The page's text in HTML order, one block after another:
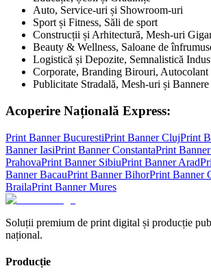
Auto, Service-uri și Showroom-uri
Sport și Fitness, Săli de sport
Construcții și Arhitectură, Mesh-uri
Beauty & Wellness, Saloane de
Logistică și Depozite, Semnalistică
Corporate, Branding Birouri, Autocolant
Publicitate Stradală, Mesh-uri și
Acoperire Națională Express:
Print BannerBucurestiPrint BannerClujPrint
BannerIasiPrint BannerConstantaPrint Banner
PrahovaPrint Banner SibiuPrint BannerArad
BannerBacauPrint BannerBihorPrint Banner
BrailaPrint BannerMures
Soluții premium de print digital și producție
național.
Producție